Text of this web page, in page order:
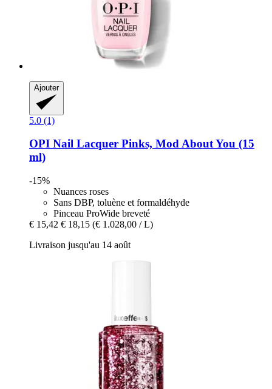
Ajouter
5.0 (1)
OPI Nail Lacquer Pinks, Mod About You (15
ml)
-15%
Nuances roses
Sans DBP, toluène et formaldéhyde
Pinceau ProWide breveté
€ 15,42 € 18,15 (€ 1.028,00 / L)
Livraison jusqu'au 14 août